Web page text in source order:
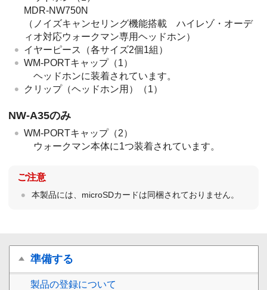
MDR-NW750N
（ノイズキャンセリング機能搭載 ハイレゾ・オーデ
ィオ対応ウォークマン専用ヘッドホン）
イヤーピース（各サイズ2個1組）
WM-PORTキャップ（1）
ヘッドホンに装着されています。
クリップ（ヘッドホン用）（1）
NW-A35のみ
WM-PORTキャップ（2）
ウォークマン本体に1つ装着されています。
ご注意
本製品には、microSDカードは同梱されておりません。
準備する
製品の登録について